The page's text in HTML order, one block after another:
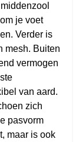
je voet
Verder is
mesh. Buiten
vermogen
van aard.
zich
pasvorm
maar is ook